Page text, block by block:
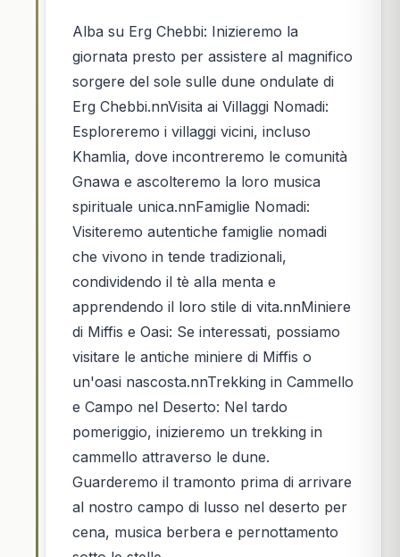
Alba su Erg Chebbi: Inizieremo la
giornata presto per assistere al magnifico
sorgere del sole sulle dune ondulate di
Erg Chebbi.nnVisita ai Villaggi Nomadi:
Esploreremo i villaggi vicini, incluso
Khamlia, dove incontreremo le comunità
Gnawa e ascolteremo la loro musica
spirituale unica.nnFamiglie Nomadi:
Visiteremo autentiche famiglie nomadi
che vivono in tende tradizionali,
condividendo il tè alla menta e
apprendendo il loro stile di vita.nnMiniere
di Miffis e Oasi: Se interessati, possiamo
visitare le antiche miniere di Miffis o
un'oasi nascosta.nnTrekking in Cammello
e Campo nel Deserto: Nel tardo
pomeriggio, inizieremo un trekking in
cammello attraverso le dune.
Guarderemo il tramonto prima di arrivare
al nostro campo di lusso nel deserto per
cena, musica berbera e pernottamento